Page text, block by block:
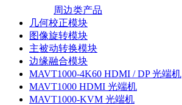
周边类产品
几何校正模块
图像旋转模块
主被动转换模块
边缘融合模块
MAVT1000-4K60 HDMI / DP 光端机
MAVT1000 HDMI 光端机
MAVT1000-KVM 光端机